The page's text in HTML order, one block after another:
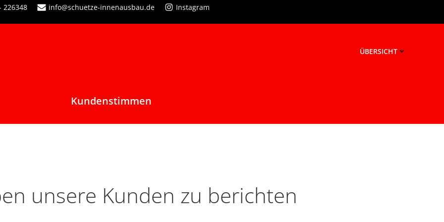
226348 info@schuetze-innenausbau.de
Instagram
ÜBERSICHT
Kundenstimmen
unsere Kunden zu berichten